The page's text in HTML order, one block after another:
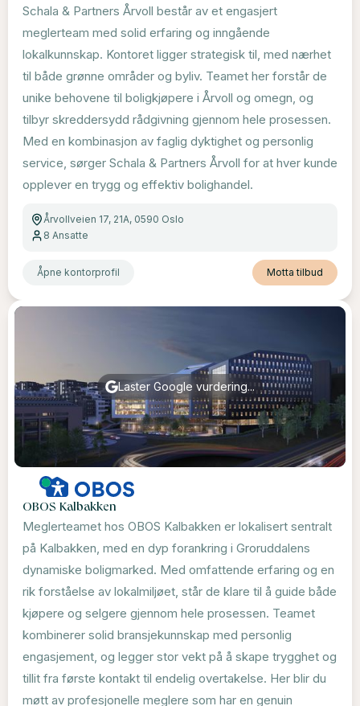
Schala & Partners Årvoll består av et engasjert
meglerteam med solid erfaring og inngående
lokalkunnskap. Kontoret ligger strategisk til, med nærhet
til både grønne områder og byliv. Teamet her forstår de
unike behovene til boligkjøpere i Årvoll og omegn, og
tilbyr skreddersydd rådgivning gjennom hele prosessen.
Med en kombinasjon av faglig dyktighet og personlig
service, sørger Schala & Partners Årvoll for at hver kunde
opplever en trygg og effektiv bolighandel.
Årvollveien 17, 21A, 0590 Oslo
8 Ansatte
Åpne kontorprofil Motta tilbud
Laster Google vurdering...
OBOS Kalbakken
Meglerteamet hos OBOS Kalbakken er lokalisert sentralt
på Kalbakken, med en dyp forankring i Groruddalens
dynamiske boligmarked. Med omfattende erfaring og en
rik forståelse av lokalmiljøet, står de klare til å guide både
kjøpere og selgere gjennom hele prosessen. Teamet
kombinerer solid bransjekunnskap med personlig
engasjement, og legger stor vekt på å skape trygghet og
tillit fra første kontakt til endelig overtakelse. Her blir du
møtt av profesjonelle meglere som har en genuin